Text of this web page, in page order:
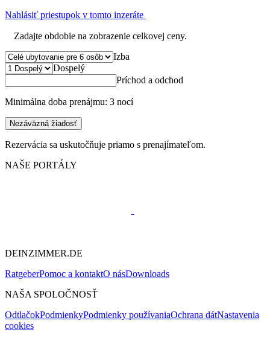
Nahlásiť priestupok v tomto inzeráte
Zadajte obdobie na zobrazenie celkovej ceny.
Izba
Dospelý
Príchod a odchod
Minimálna doba prenájmu: 3 nocí
Nezáväzná žiadosť
Rezervácia sa uskutočňuje priamo s prenajímateľom.
NAŠE PORTÁLY
DEINZIMMER.DE
RatgeberPomoc a kontaktO násDownloads
NAŠA SPOLOČNOSŤ
OdtlačokPodmienkyPodmienky používaniaOchrana dátNastavenia
cookies